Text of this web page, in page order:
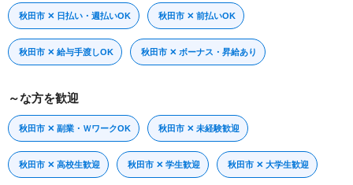
秋田市 ✕ 日払い・週払いOK 秋田市 ✕ 前払いOK
秋田市 ✕ 給与手渡しOK 秋田市 ✕ ボーナス・昇給あり
～な方を歓迎
秋田市 ✕ 副業・ＷワークOK 秋田市 ✕ 未経験歓迎
秋田市 ✕ 高校生歓迎 秋田市 ✕ 学生歓迎 秋田市 ✕ 大学生歓迎